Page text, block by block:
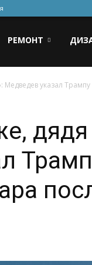
РЕМОНТ
Медведев указал